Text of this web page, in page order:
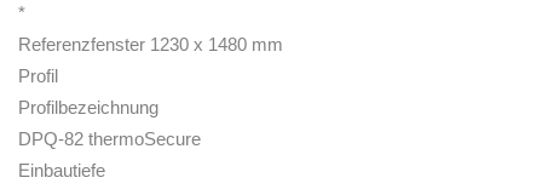
*
Referenzfenster 1230 x 1480 mm
Profil
Profilbezeichnung
DPQ-82 thermoSecure
Einbautiefe